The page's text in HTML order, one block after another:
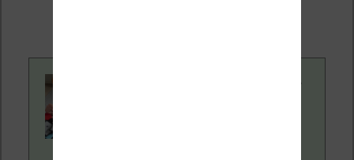
Contenu rédigé par